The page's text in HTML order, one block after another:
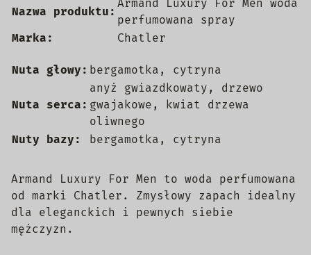
Nazwa produktu:
Armand Luxury For Men woda
perfumowana spray
Marka:
Chatler
Nuta głowy: bergamotka, cytryna
Nuta serca:
anyż gwiazdkowaty, drzewo
gwajakowe, kwiat drzewa
oliwnego
Nuty bazy:
bergamotka, cytryna
Armand Luxury For Men to woda perfumowana
od marki Chatler. Zmysłowy zapach idealny
dla eleganckich i pewnych siebie
mężczyzn.